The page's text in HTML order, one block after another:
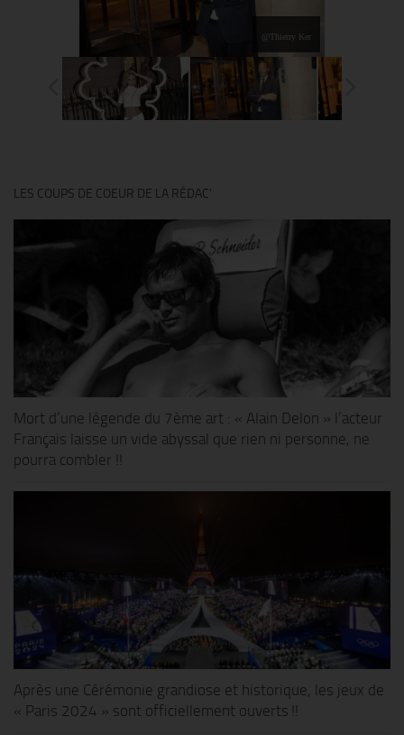
@Thierry Ker
LES COUPS DE COEUR DE LA RÉDAC’
Mort d’une légende du 7ème art : « Alain Delon » l’acteur
Français laisse un vide abyssal que rien ni personne, ne
pourra combler !!
Après une Cérémonie grandiose et historique, les jeux de
« Paris 2024 » sont officiellement ouverts !!